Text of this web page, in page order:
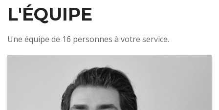
L'ÉQUIPE
Une équipe de 16 personnes à votre service.